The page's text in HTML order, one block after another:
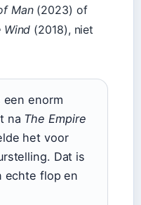
Man(2023) of
Wind (2018), niet
een enorm
na The Empire
het voor
Dat is
echte flop en